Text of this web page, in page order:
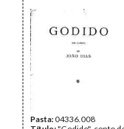
Luís Rocha Pinto
Tipo Documental:
Página(s):4
Pasta:04336.008